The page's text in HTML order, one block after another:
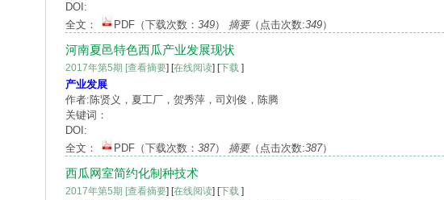
DOI:
全文：
PDF （下载次数： 349） 摘要（点击次数:349）
河南夏邑特色西瓜产业发展现状
2017年第5期 [查看摘要] [在线阅读] [下载 ]
产业发展
作者:陈贤义，夏工厂，贺秀萍，司刘俊，陈腾
关键词：
DOI:
全文：
PDF （下载次数： 387） 摘要（点击次数:387）
西瓜网室简约化制种技术
2017年第5期 [查看摘要] [在线阅读] [下载 ]